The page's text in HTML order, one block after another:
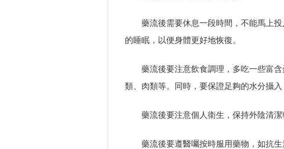
藥流後需要休息一段時間，不能馬上
的睡眠，以便身體更好地恢復。
藥流後要注意飲食調理，多吃一些富
類、肉類等。同時，要保證足夠的水分攝入
藥流後要注意個人衛生，保持外陰清
藥流後要遵醫囑按時服用藥物，如抗